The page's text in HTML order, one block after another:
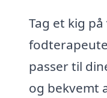
Tag et kig
passer til
og bekvemt